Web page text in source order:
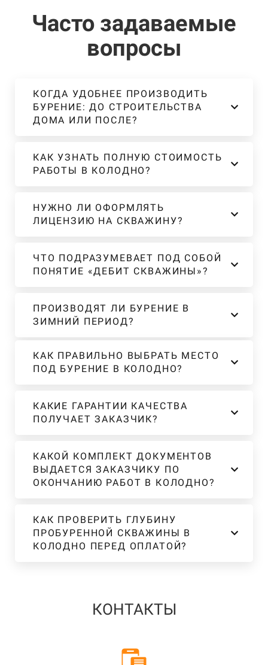
Часто задаваемые
вопросы
КОГДА УДОБНЕЕ ПРОИЗВОДИТЬ
БУРЕНИЕ: ДО СТРОИТЕЛЬСТВА
ДОМА ИЛИ ПОСЛЕ?
КАК УЗНАТЬ ПОЛНУЮ СТОИМОСТЬ
РАБОТЫ В КОЛОДНО?
НУЖНО ЛИ ОФОРМЛЯТЬ
ЛИЦЕНЗИЮ НА СКВАЖИНУ?
ЧТО ПОДРАЗУМЕВАЕТ ПОД СОБОЙ
ПОНЯТИЕ «ДЕБИТ СКВАЖИНЫ»?
ПРОИЗВОДЯТ ЛИ БУРЕНИЕ В
ЗИМНИЙ ПЕРИОД?
КАК ПРАВИЛЬНО ВЫБРАТЬ МЕСТО
ПОД БУРЕНИЕ В КОЛОДНО?
КАКИЕ ГАРАНТИИ КАЧЕСТВА
ПОЛУЧАЕТ ЗАКАЗЧИК?
КАКОЙ КОМПЛЕКТ ДОКУМЕНТОВ
ВЫДАЕТСЯ ЗАКАЗЧИКУ ПО
ОКОНЧАНИЮ РАБОТ В КОЛОДНО?
КАК ПРОВЕРИТЬ ГЛУБИНУ
ПРОБУРЕННОЙ СКВАЖИНЫ В
КОЛОДНО ПЕРЕД ОПЛАТОЙ?
КОНТАКТЫ